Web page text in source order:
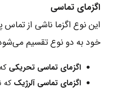
اگزمای تماسی
این نوع اگزما ناشی از
خود به دو نوع تقسیم
اگزمای تماسی تحریکی
اگزمای تماسی آلرژیک که